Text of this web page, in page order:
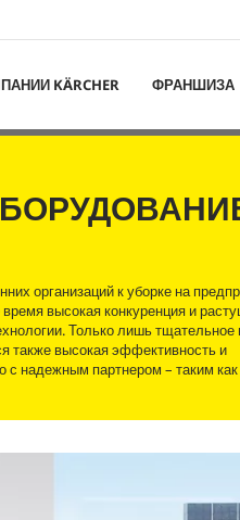
KÄRCHER ФРАНШИЗА
организаций к уборке на
высокая конкуренция и
Только лишь
также высокая эффективность и
с надежным партнером – таким